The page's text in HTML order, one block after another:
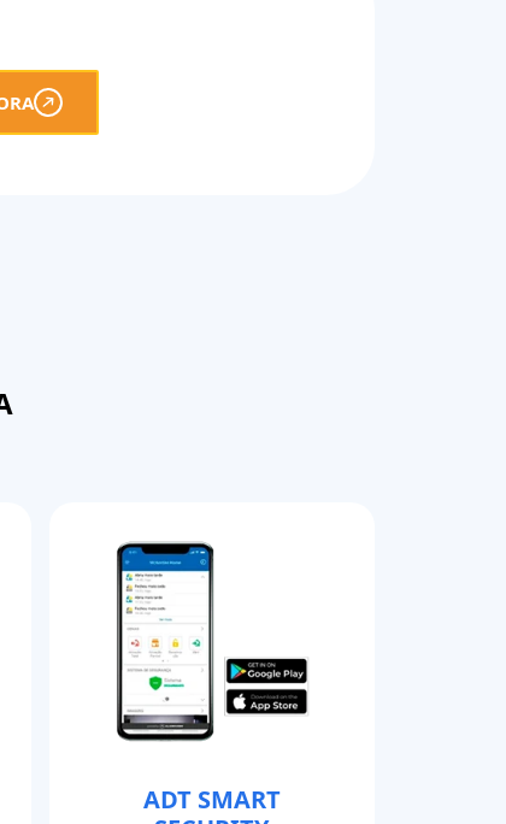
ADT SMART